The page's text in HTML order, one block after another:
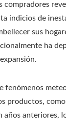
compradores
indicios de
sus
ha
fenómenos
productos,
años anteriores,